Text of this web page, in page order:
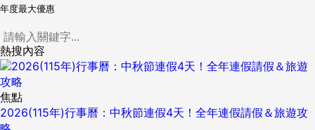
年度最大優惠
熱搜內容
焦點
2026(115年)行事曆：中秋節連假4天！全年連假請假＆旅遊攻